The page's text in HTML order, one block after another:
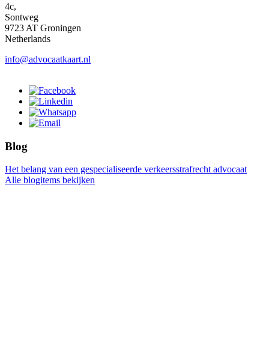
4c,
Sontweg
9723 AT Groningen
Netherlands
info@advocaatkaart.nl
Blog
Het belang van een gespecialiseerde verkeersstrafrecht advocaat
Alle blogitems bekijken